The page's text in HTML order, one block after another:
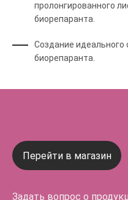
пролонгированного
биорепаранта.
Создание
биорепаранта.
Перейти в магазин
Задать вопрос о